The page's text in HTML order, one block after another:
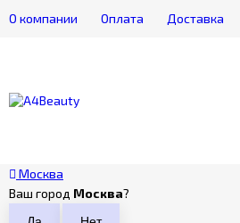
О компании Оплата Доставка
Москва
Ваш город Москва?